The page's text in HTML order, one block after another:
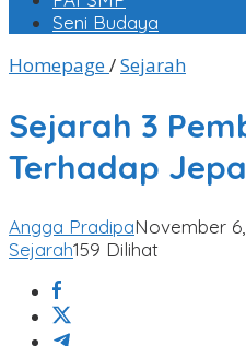
Seni Budaya
Homepage/SejarahSejarah
Jepang
Sejarah 3
Terhadap
Angga PradipaNovember 6,
Sejarah159 Dilihat